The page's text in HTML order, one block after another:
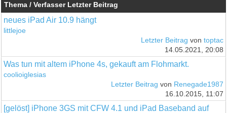
Thema / Verfasser Letzter Beitrag
neues iPad Air 10.9 hängt
littlejoe
Letzter Beitrag von toptac
14.05.2021, 20:08
Was tun mit altem iPhone 4s, gekauft am Flohmarkt.
coolioiglesias
Letzter Beitrag von Renegade1987
16.10.2015, 11:07
[gelöst] iPhone 3GS mit CFW 4.1 und iPad Baseband auf